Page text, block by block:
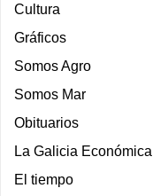
Cultura
Gráficos
Somos Agro
Somos Mar
Obituarios
La Galicia Económica
El tiempo